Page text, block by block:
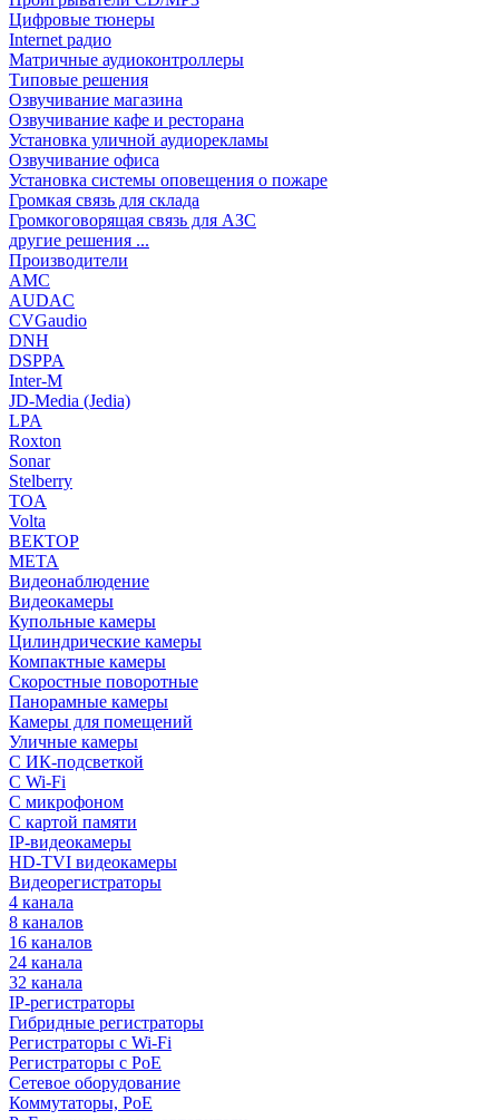
Цифровые тюнеры
Internet радио
Матричные аудиоконтроллеры
Типовые решения
Озвучивание магазина
Озвучивание кафе и ресторана
Установка уличной аудиорекламы
Озвучивание офиса
Установка системы оповещения о пожаре
Громкая связь для склада
Громкоговорящая связь для АЗС
другие решения ...
Производители
AMC
AUDAC
CVGaudio
DNH
DSPPA
Inter-M
JD-Media (Jedia)
LPA
Roxton
Sonar
Stelberry
TOA
Volta
ВЕКТОР
МЕТА
Видеонаблюдение
Видеокамеры
Купольные камеры
Цилиндрические камеры
Компактные камеры
Скоростные поворотные
Панорамные камеры
Камеры для помещений
Уличные камеры
С ИК-подсветкой
С Wi-Fi
С микрофоном
С картой памяти
IP-видеокамеры
HD-TVI видеокамеры
Видеорегистраторы
4 канала
8 каналов
16 каналов
24 канала
32 канала
IP-регистраторы
Гибридные регистраторы
Регистраторы с Wi-Fi
Регистраторы с PoE
Сетевое оборудование
Коммутаторы, PoE